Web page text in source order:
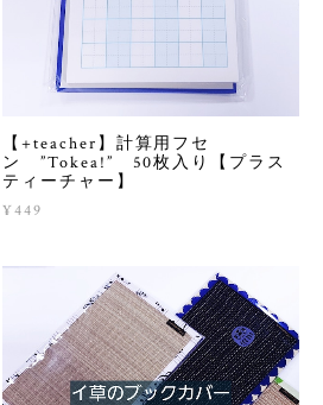
【+teacher】計算用フセ
ン ”Tokea!” 50枚入り【プラス
ティーチャー】
¥449